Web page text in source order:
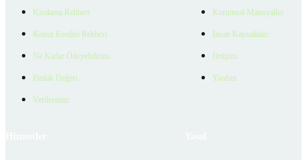
Kiralama Rehberi
Konut Kredisi Rehberi
Ne Kadar Ödeyebilirim
Emlak Değeri
Verilerimiz
Kurumsal Materyaller
İnsan Kaynakları
İletişim
Yardım